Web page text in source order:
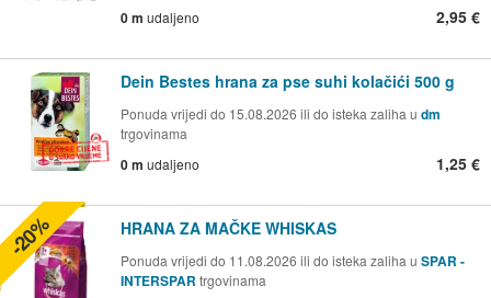
0 m udaljeno 2,95 €
Dein Bestes hrana za pse suhi kolačići 500 g
Ponuda vrijedi do 15.08.2026 ili do isteka zaliha u dm
trgovinama
0 m udaljeno 1,25 €
HRANA ZA MAČKE WHISKAS
Ponuda vrijedi do 11.08.2026 ili do isteka zaliha u SPAR -
INTERSPAR trgovinama
-20%